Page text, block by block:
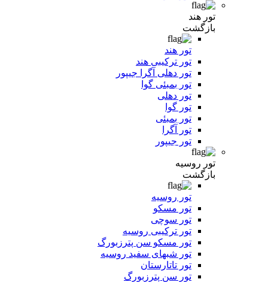
تور هند
بازگشت
تور هند
تور ترکیبی هند
تور دهلی آگرا جیپور
تور بمبئی گوا
تور دهلی
تور گوا
تور بمبئی
تور آگرا
تور جیپور
تور روسیه
بازگشت
تور روسیه
تور مسکو
تور سوچی
تور ترکیبی روسیه
تور مسکو سن پترزبورگ
تور شبهای سفید روسیه
تور تاتارستان
تور سن پترزبورگ